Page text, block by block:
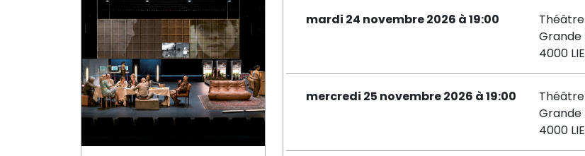
mardi 24 novembre 2026 à 19:00
Grande
4000
mercredi 25 novembre 2026 à 19:00
Grande
4000